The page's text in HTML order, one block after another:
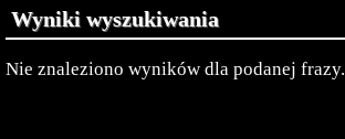
Wyniki wyszukiwania
Nie znaleziono wyników dla podanej frazy.